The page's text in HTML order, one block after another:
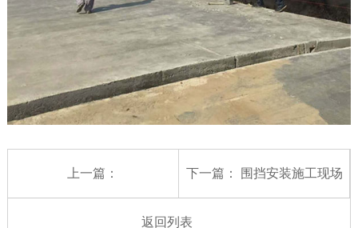
上一篇： 下一篇： 围挡安装施工现场
返回列表